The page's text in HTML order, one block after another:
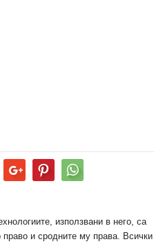
използвани в него, са
право и сродните му права. Всички